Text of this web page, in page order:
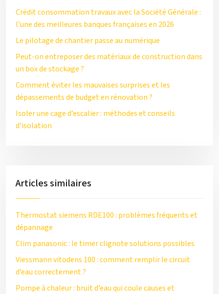
Crédit consommation travaux avec la Société Générale :
l’une des meilleures banques françaises en 2026
Le pilotage de chantier passe au numérique
Peut-on entreposer des matériaux de construction dans
un box de stockage ?
Comment éviter les mauvaises surprises et les
dépassements de budget en rénovation ?
Isoler une cage d’escalier : méthodes et conseils
d’isolation
Articles similaires
Thermostat siemens RDE100 : problèmes fréquents et
dépannage
Clim panasonic : le timer clignote solutions possibles
Viessmann vitodens 100 : comment remplir le circuit
d’eau correctement ?
Pompe à chaleur : bruit d’eau qui coule causes et